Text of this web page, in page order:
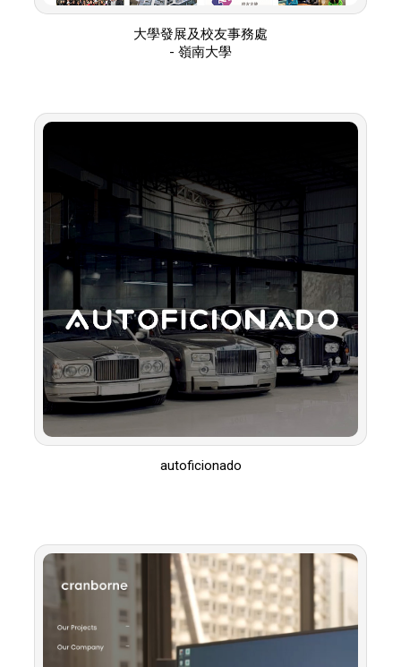
大學發展及校友事務處
- 嶺南大學
autoficionado